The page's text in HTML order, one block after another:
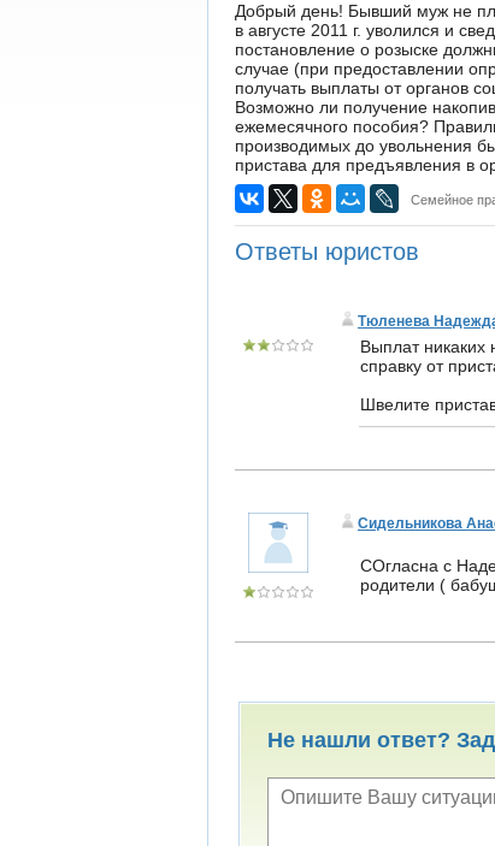
Добрый день! Бывший муж не
в августе 2011 г. уволился и
постановление о розыске
случае (при предоставлении
получать выплаты от органов
Возможно ли получение
ежемесячного пособия?
производимых до увольнения
пристава для предъявления в
Семейное
Ответы юристов
Тюленева
Выплат никаких
справку от
Швелите
Сидельникова
СОгласна с
родители (
Не нашли ответ?